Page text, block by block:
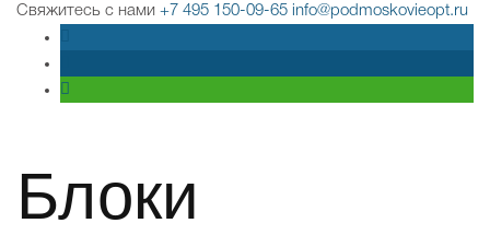
Свяжитесь с нами +7 495 150-09-65 info@podmoskovieopt.ru
Блоки